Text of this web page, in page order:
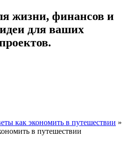
жизни, финансов и
для ваших
как экономить в путешествии »
в путешествии